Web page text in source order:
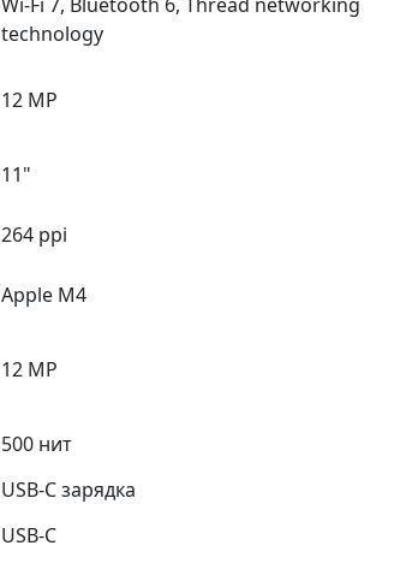
technology
12 MP
11"
264 ppi
Apple M4
12 MP
500 нит
USB-C зарядка
USB-C